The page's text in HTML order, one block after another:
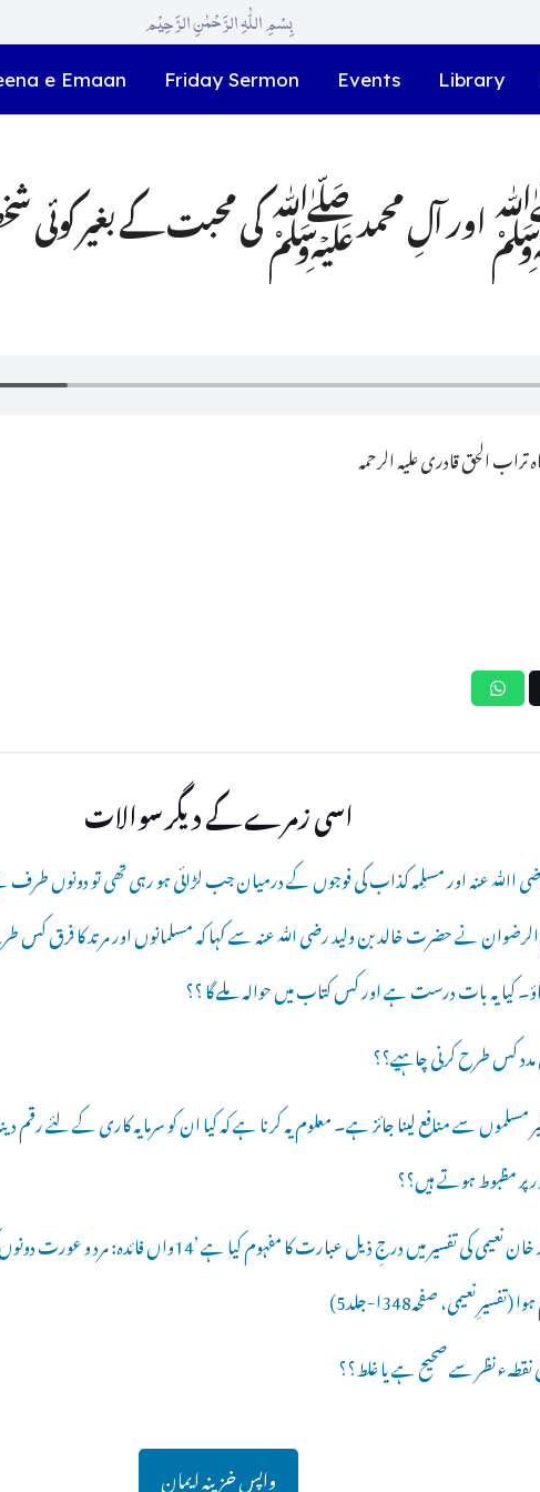
بِسْمِ اللّٰہِ الرَّحْمٰنِ الرَّحِیْم
e Emaan Friday Sermon Events Library
اور آلِ محمد ﷺ کی محبت کے بغیر کوئی
الحق قادری علیہ الرحمہ
اسی زمرے کے دیگر سوالات
اﷲ عنہ اور مسلِمہ کذاب کی فوجوں کے درمیان جب لڑائی ہو رہی تھی تو دونوں
نے حضرت خالد بن ولید رضی ﷲ عنہ سے کہا کہ مسلمانوں اور مرتد کا فرق کس
کیا یہ بات درست ہے اور کس کتاب میں حوالہ ملے گا ؟؟
مدد کس طرح کرنی چاہیے؟؟
مسلموں سے منافع لینا جائز ہے۔ معلوم یہ کرنا ہے کہ کیا ان کو سرمایہ کاری کے لئے رقم
پر مظبوط ہوتے ہیں؟؟
2۔ مولانا مفتی احمد یار خان نعیمی کی تفسیر میں درجِ ذیل
نعیمی، صفحہ348ا-جلد5)
واپس خزینہ ایمان